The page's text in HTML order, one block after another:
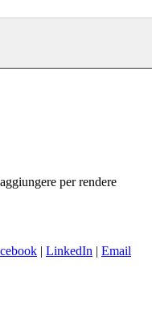
per rendere
| LinkedIn | Email